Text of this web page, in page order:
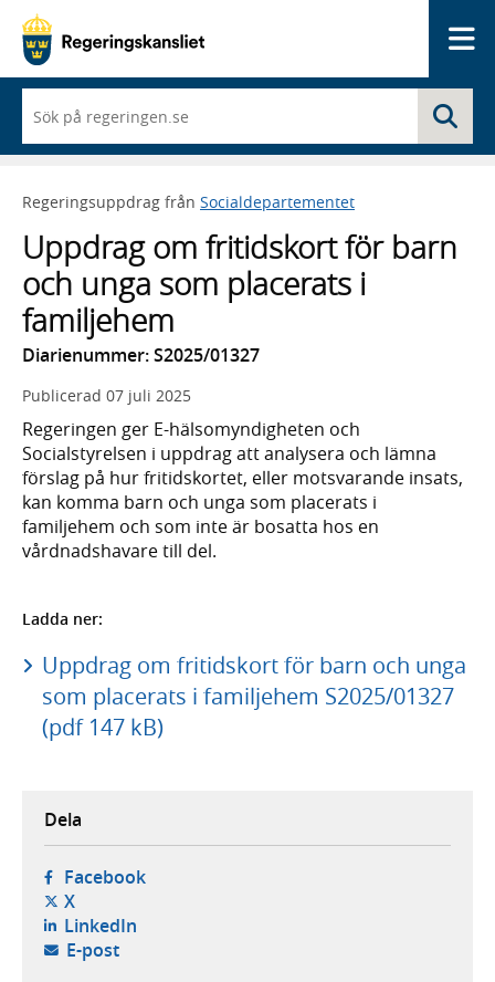
du
börjar
skriva
framträder
lista
med
sökförslag
Regeringsuppdrag från Socialdepartementet
Uppdrag om fritidskort för barn
och unga som placerats i
familjehem
Diarienummer: S2025/01327
Publicerad 07 juli 2025
Regeringen ger E-hälsomyndigheten och
Socialstyrelsen i uppdrag att analysera och lämna
förslag på hur fritidskortet, eller motsvarande insats,
kan komma barn och unga som placerats i
familjehem och som inte är bosatta hos en
vårdnadshavare till del.
Ladda ner:
Uppdrag om fritidskort för barn och unga
som placerats i familjehem S2025/01327
(pdf 147 kB)
Dela
Facebook- öppnas i ny flik, extern webbplats,
X- öppnas i ny flik, extern webbplats,
LinkedIn- öppnas i ny flik, extern webbplats,
E-post- öppnar din e-postklient,